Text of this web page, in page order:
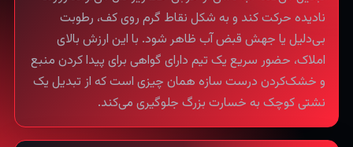
نادیده حرکت کند و به شکل نقاط گرم روی کف، رطوبت
بی‌دلیل یا جهش قبض آب ظاهر شود. با این ارزش بالای
املاک، حضور سریع یک تیم دارای گواهی برای پیدا کردن منبع
و خشک‌کردن درست سازه همان چیزی است که از تبدیل یک
نشتی کوچک به خسارت بزرگ جلوگیری می‌کند.